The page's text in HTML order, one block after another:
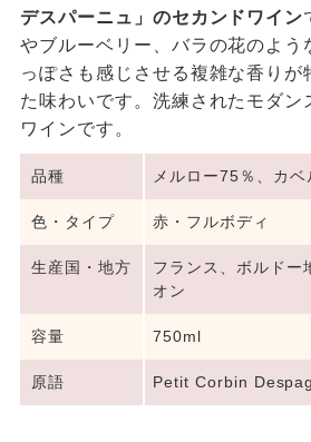
デスパーニュ」のセカンドワイン
やブルーベリー、バラの花のよう
っぽさも感じさせる複雑な香りが
た味わいです。洗練されたモダン
ワインです。
品種 メルロー75％、カ
色・タイプ 赤・フルボディ
生産国・地方
フランス、ボルドー
オン
容量 750ml
原語 Petit Corbin